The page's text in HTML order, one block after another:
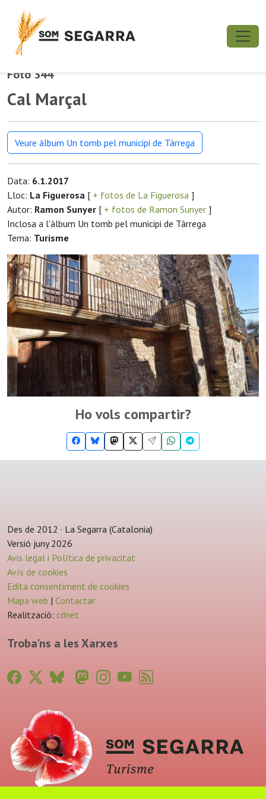
Foto 344
Cal Marçal
Veure àlbum Un tomb pel municipi de Tàrrega
Data: 6.1.2017
Lloc: La Figuerosa [ + fotos de La Figuerosa ]
Autor: Ramon Sunyer [ + fotos de Ramon Sunyer ]
Inclosa a l'àlbum Un tomb pel municipi de Tàrrega
Tema: Turisme
Ho vols compartir?
Des de 2012 · La Segarra (Catalonia)
Versió juny 2026
Avis legal i Política de privacitat
Avís de cookies
Edita consentiment de cookies
Mapa web | Contactar
Realització: cdnet
Troba'ns a les Xarxes